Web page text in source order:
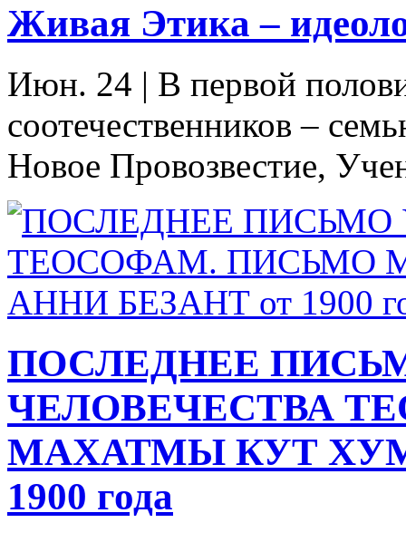
Живая Этика –
Июн. 24 | В первой
соотечественников –
Новое Провозвестие,
ПОСЛЕДНЕЕ
ЧЕЛОВЕЧЕСТВА
МАХАТМЫ КУТ
1900 года